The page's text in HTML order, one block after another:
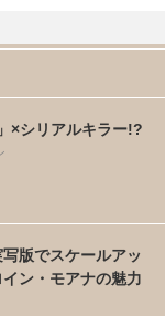
×シリアルキラー!?
版でスケールアッ
ン・モアナの魅力